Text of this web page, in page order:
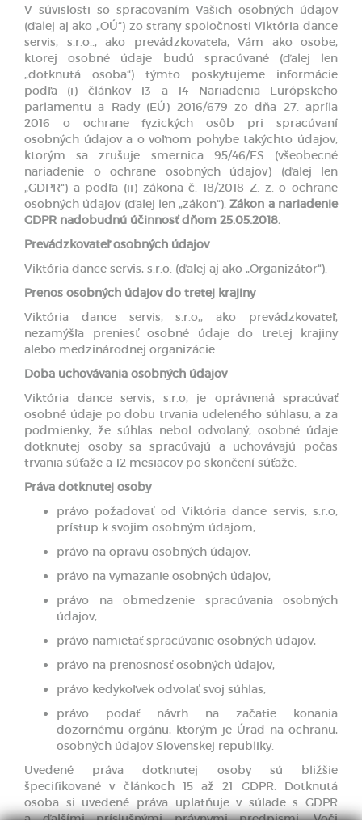
V súvislosti so spracovaním Vašich osobných údajov
(ďalej aj ako „OÚ“) zo strany spoločnosti Viktória dance
servis, s.r.o.., ako prevádzkovateľa, Vám ako osobe,
ktorej osobné údaje budú spracúvané (ďalej len
„dotknutá osoba“) týmto poskytujeme informácie
podľa (i) článkov 13 a 14 Nariadenia Európskeho
parlamentu a Rady (EÚ) 2016/679 zo dňa 27. apríla
2016 o ochrane fyzických osôb pri spracúvaní
osobných údajov a o voľnom pohybe takýchto údajov,
ktorým sa zrušuje smernica 95/46/ES (všeobecné
nariadenie o ochrane osobných údajov) (ďalej len
„GDPR“) a podľa (ii) zákona č. 18/2018 Z. z. o ochrane
osobných údajov (ďalej len „zákon“).Zákon a nariadenie
GDPR nadobudnú účinnosť dňom 25.05.2018.
Prevádzkovateľ osobných údajov
Viktória dance servis, s.r.o. (ďalej aj ako „Organizátor“).
Prenos osobných údajov do tretej krajiny
Viktória dance servis, s.r.o,, ako prevádzkovateľ,
nezamýšľa preniesť osobné údaje do tretej krajiny
alebo medzinárodnej organizácie.
Doba uchovávania osobných údajov
Viktória dance servis, s.r.o, je oprávnená spracúvať
osobné údaje po dobu trvania udeleného súhlasu, a za
podmienky, že súhlas nebol odvolaný, osobné údaje
dotknutej osoby sa spracúvajú a uchovávajú počas
trvania súťaže a 12 mesiacov po skončení súťaže.
Práva dotknutej osoby
právo požadovať od Viktória dance servis, s.r.o,
prístup k svojim osobným údajom,
právo na opravu osobných údajov,
právo na vymazanie osobných údajov,
právo na obmedzenie spracúvania osobných
údajov,
právo namietať spracúvanie osobných údajov,
právo na prenosnosť osobných údajov,
právo kedykoľvek odvolať svoj súhlas,
právo podať návrh na začatie konania
dozornému orgánu, ktorým je Úrad na ochranu,
osobných údajov Slovenskej republiky.
Uvedené práva dotknutej osoby sú bližšie
špecifikované v článkoch 15 až 21 GDPR. Dotknutá
osoba si uvedené práva uplatňuje v súlade s GDPR
a ďalšími príslušnými právnymi predpismi. Voči